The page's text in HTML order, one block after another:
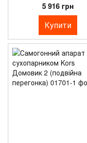
5 916 грн
Купити